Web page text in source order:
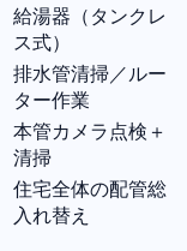
給湯器（タンクレ
ス式）
排水管清掃／ルー
ター作業
本管カメラ点検＋
清掃
住宅全体の配管総
入れ替え